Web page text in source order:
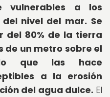
vulnerables a los
nivel del mar. Se
del 80% de la tierra
de un metro sobre el
que las hace
a la erosión
del agua dulce. El